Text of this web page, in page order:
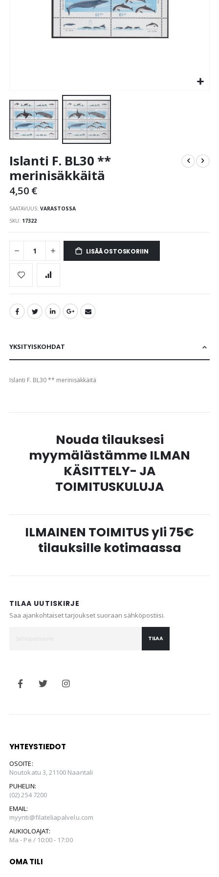
to
beginning
of
images
gallery
Islanti F. BL30 **
merinisäkkäitä
4,50 €
SAATAVUUS: VARASTOSSA
SKU 17322
LISÄÄ OSTOSKORIIN
YKSITYISKOHDAT
Islanti F. BL30 ** merinisäkkäitä
Nouda tilauksesi
myymälästämme ILMAN
KÄSITTELY- JA
TOIMITUSKULUJA
ILMAINEN TOIMITUS yli 75€
tilauksille kotimaassa
TILAA UUTISKIRJE
Saa ajankohtaiset tarjoukset suoraan sähköpostiisi.
TILAA
YHTEYSTIEDOT
OSOITE:
Noutokatu 3, 21100 Naantali
PUHELIN:
(02) 254 7200
EMAIL:
myynti@filateliapalvelu.com
AUKIOLOAJAT:
Ma - Pe / 10:00 - 17:00
OMA TILI